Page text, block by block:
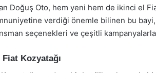
Doğuş Oto, hem yeni hem de ikinci el
verdiği önemle bilinen bu bayi,
seçenekleri ve çeşitli
Fiat Kozyatağı